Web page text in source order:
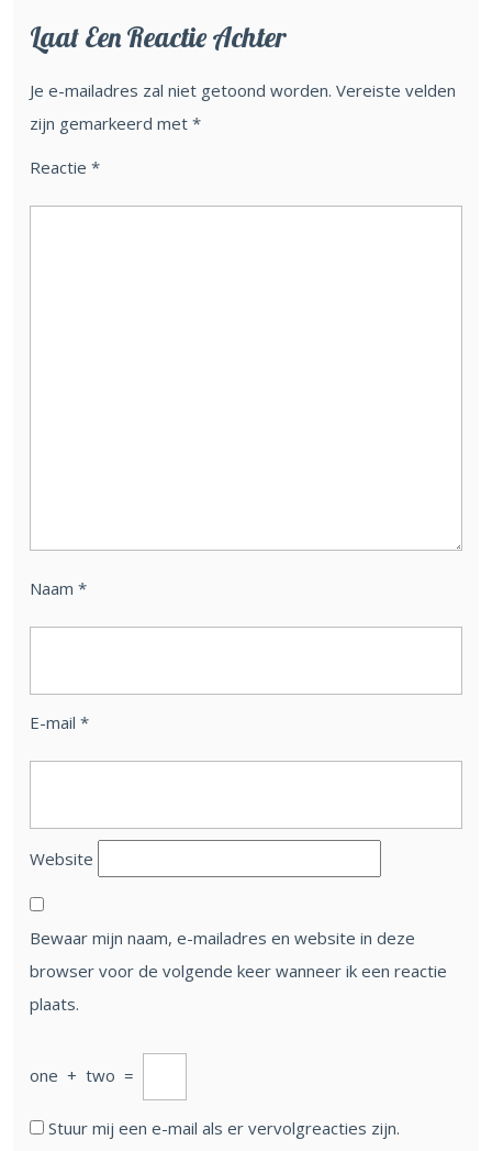
Laat Een Reactie Achter
Je e-mailadres zal niet getoond worden. Vereiste velden
zijn gemarkeerd met *
Reactie *
Naam *
E-mail *
Website
Bewaar mijn naam, e-mailadres en website in deze
browser voor de volgende keer wanneer ik een reactie
plaats.
one + two =
Stuur mij een e-mail als er vervolgreacties zijn.